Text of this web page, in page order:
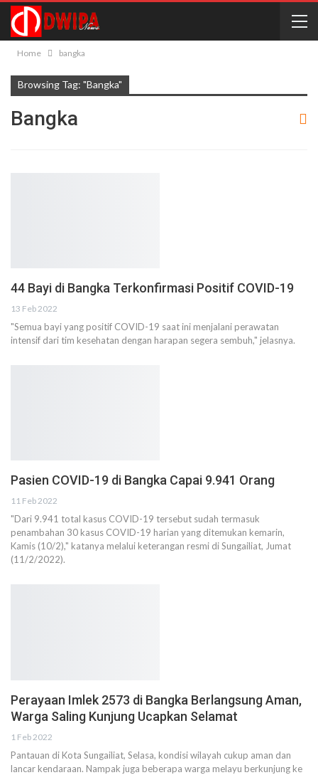
Home bangka
Browsing Tag: "bangka"
Bangka
44 Bayi di Bangka Terkonfirmasi Positif COVID-19
13 Feb 2022
"Semua bayi yang positif COVID-19 saat ini menjalani perawatan
intensif dari tim kesehatan dengan harapan segera sembuh," jelasnya.
Pasien COVID-19 di Bangka Capai 9.941 Orang
11 Feb 2022
"Dari 9.941 total kasus COVID-19 tersebut sudah termasuk
penambahan 30 kasus COVID-19 harian yang ditemukan kemarin,
Kamis (10/2)," katanya melalui keterangan resmi di Sungailiat, Jumat
(11/2/2022).
Perayaan Imlek 2573 di Bangka Berlangsung Aman,
Warga Saling Kunjung Ucapkan Selamat
1 Feb 2022
Pantauan di Kota Sungailiat, Selasa, kondisi wilayah cukup aman dan
lancar kendaraan. Nampak juga beberapa warga melayu berkunjung ke